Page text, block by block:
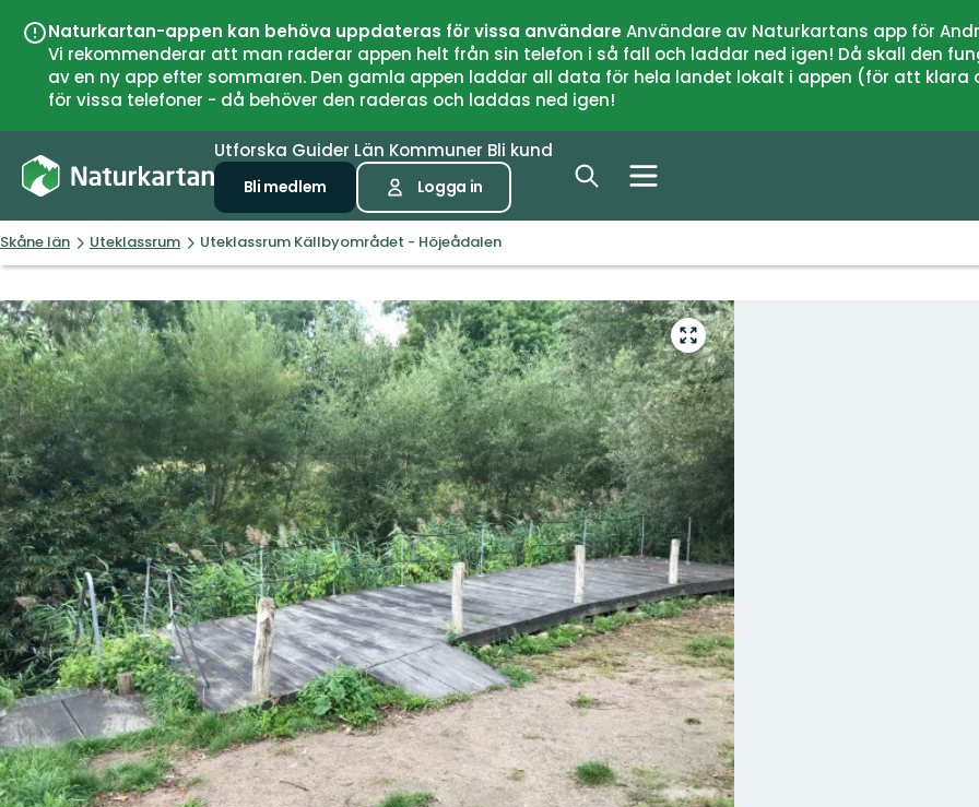
Naturkartan-appen kan behöva uppdateras för vissa användareAnvändare av Naturkartans app för
Vi rekommenderar att man raderar appen helt från sin telefon i så fall och laddar ned igen! Då skall den
av en ny app efter sommaren. Den gamla appen laddar all data för hela landet lokalt i appen (för att
för vissa telefoner - då behöver den raderas och laddas ned igen!
Utforska Guider Län Kommuner Bli kund
Bli medlem Logga in
Skåne län Uteklassrum Uteklassrum Källbyområdet - Höjeådalen
Gå
till
helskärmsläge